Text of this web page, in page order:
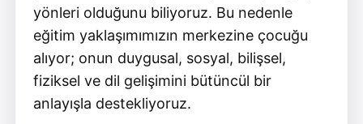
yönleri olduğunu biliyoruz. Bu nedenle
eğitim yaklaşımımızın merkezine çocuğu
alıyor; onun duygusal, sosyal, bilişsel,
fiziksel ve dil gelişimini bütüncül bir
anlayışla destekliyoruz.